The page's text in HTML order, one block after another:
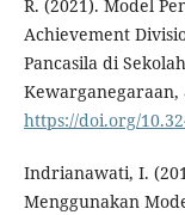
R. (2021). Model
Achievement
Pancasila di
Kewarganegaraan,
https://doi.org/
Indrianawati, I.
Menggunakan